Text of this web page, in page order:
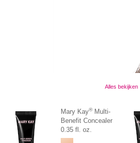
Alles bekijken
Mary Kay®Multi-
Benefit Concealer
0.35 fl. oz.